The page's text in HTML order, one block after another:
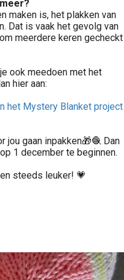
maken is, het plakken van
Dat is vaak het gevolg van
meerdere keren gecheckt
ook meedoen met het
hier aan:
het Mystery Blanket project
jou gaan inpakken🎁🧶 Dan
1 december te beginnen.
steeds leuker! 💗